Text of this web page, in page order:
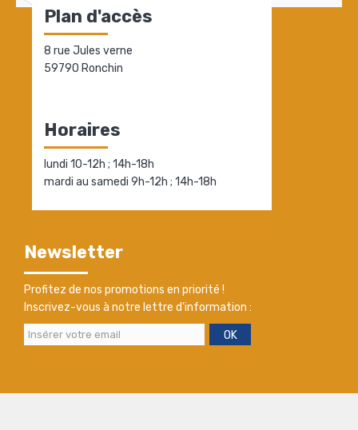
Plan d'accès
8 rue Jules verne
59790 Ronchin
Horaires
lundi 10-12h ; 14h-18h
mardi au samedi 9h-12h ; 14h-18h
Newsletter
Profitez de nos promotions en priorité !
Inscrivez-vous à notre lettre d'information :
OK